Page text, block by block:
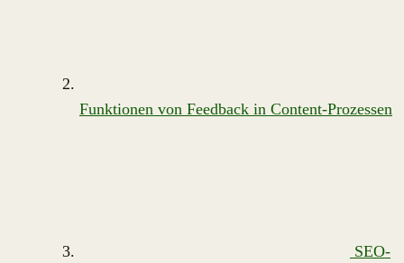
Funktionen von Feedback in Content-Prozessen
SEO-